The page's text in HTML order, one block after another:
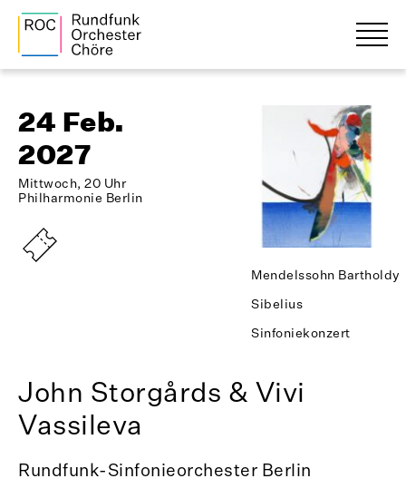
24 Feb.
2027
Mittwoch, 20 Uhr
Philharmonie Berlin
Mendelssohn Bartholdy
Sibelius
Sinfoniekonzert
John Storgårds & Vivi
Vassileva
Rundfunk-Sinfonieorchester Berlin